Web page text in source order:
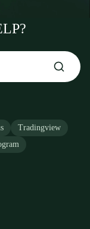
Tradingview